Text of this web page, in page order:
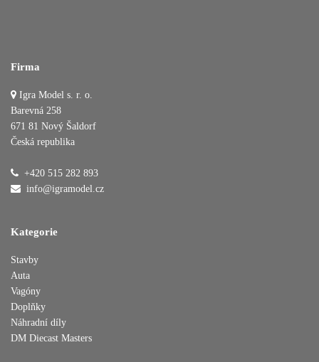
Firma
Igra Model s. r. o.
Barevná 258
671 81 Nový Šaldorf
Česká republika
+420 515 282 893
info@igramodel.cz
Kategorie
Stavby
Auta
Vagóny
Doplňky
Náhradní díly
DM Diecast Masters